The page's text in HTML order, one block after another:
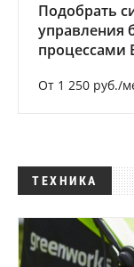
Подобрать
управления
процессами
От 1 250 руб./
ТЕХНИКА